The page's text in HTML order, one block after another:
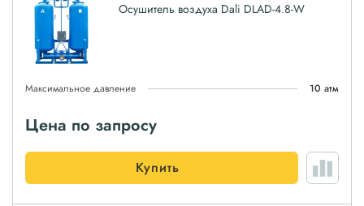
Осушитель воздуха Dali DLAD-4.8-W
Максимальное давление 10 атм
Цена по запросу
Купить